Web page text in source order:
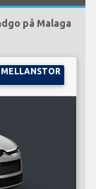
på Malaga
MELLANSTOR